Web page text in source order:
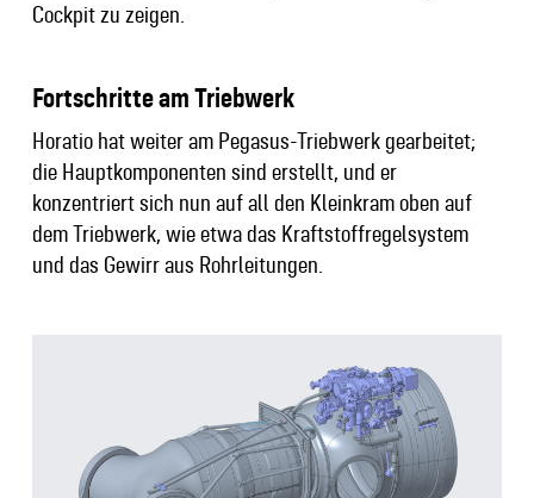
Cockpit zu zeigen.
Fortschritte am Triebwerk
Horatio hat weiter am Pegasus-Triebwerk gearbeitet;
die Hauptkomponenten sind erstellt, und er
konzentriert sich nun auf all den Kleinkram oben auf
dem Triebwerk, wie etwa das Kraftstoffregelsystem
und das Gewirr aus Rohrleitungen.